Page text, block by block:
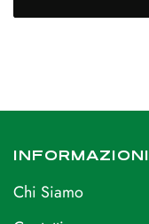
INFORMAZIONI
Chi Siamo